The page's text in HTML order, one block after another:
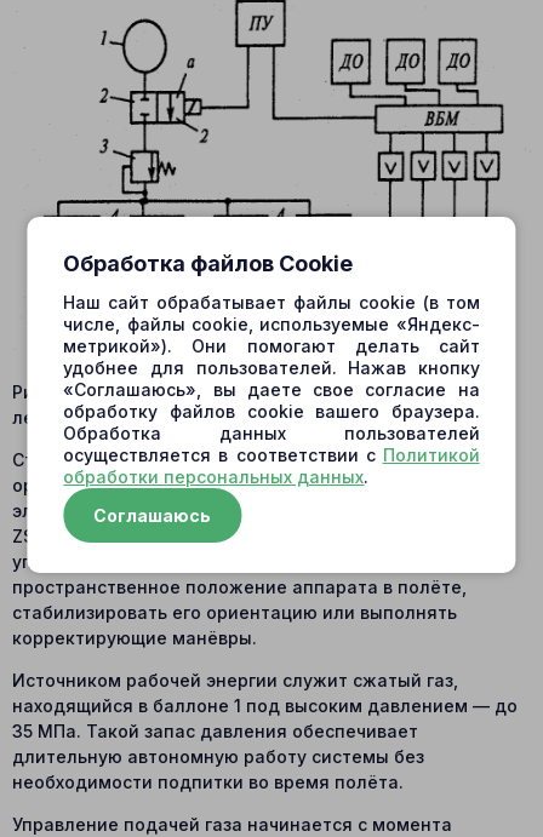
Рис. ZSK.22.3. Структурная схема привода ориентации
летательных аппаратов
Структурная схема пневматического привода
ориентации летательных аппаратов, управляемого
электронными средствами, представлена на рисунке
ZSK.22.3. Данный привод используется для создания
управляющих моментов, позволяющих изменять
пространственное положение аппарата в полёте,
стабилизировать его ориентацию или выполнять
корректирующие манёвры.
Источником рабочей энергии служит сжатый газ,
находящийся в баллоне 1 под высоким давлением — до
35 МПа. Такой запас давления обеспечивает
длительную автономную работу системы без
необходимости подпитки во время полёта.
Управление подачей газа начинается с момента
Обработка файлов Cookie
Наш сайт обрабатывает файлы cookie (в том
числе, файлы cookie, используемые «Яндекс-
метрикой»). Они помогают делать сайт
удобнее для пользователей. Нажав кнопку
«Соглашаюсь», вы даете свое согласие на
обработку файлов cookie вашего браузера.
Обработка данных пользователей
осуществляется в соответствии с Политикой
обработки персональных данных.
Соглашаюсь